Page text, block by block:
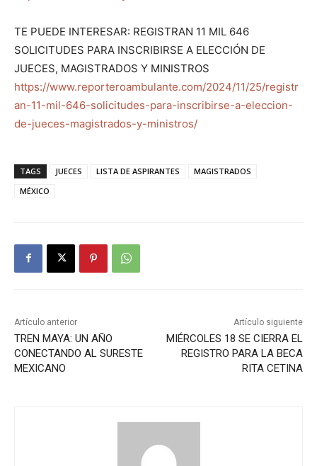
TE PUEDE INTERESAR: REGISTRAN 11 MIL 646
SOLICITUDES PARA INSCRIBIRSE A ELECCIÓN DE
JUECES, MAGISTRADOS Y MINISTROS
https://www.reporteroambulante.com/2024/11/25/registr
an-11-mil-646-solicitudes-para-inscribirse-a-eleccion-
de-jueces-magistrados-y-ministros/
TAGS JUECES LISTA DE ASPIRANTES
MAGISTRADOS
MÉXICO
Artículo anterior
TREN MAYA: UN AÑO
CONECTANDO AL SURESTE
MEXICANO
Artículo siguiente
MIÉRCOLES 18 SE CIERRA EL
REGISTRO PARA LA BECA
RITA CETINA